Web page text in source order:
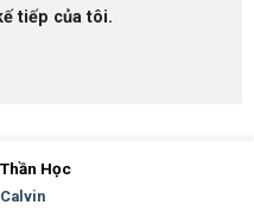
tiếp của tôi.
Thần Học
Calvin